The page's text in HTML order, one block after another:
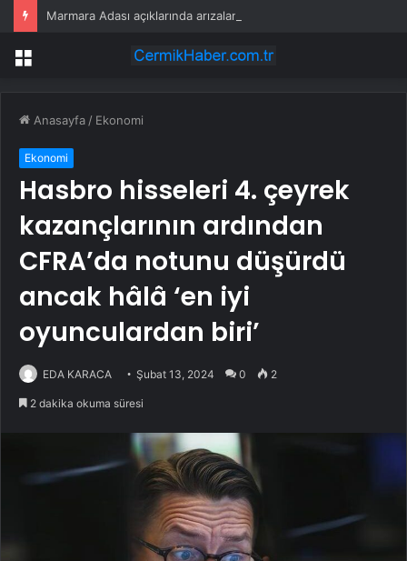
Marmara Adası açıklarında arızalanan tekne kurtarıldı
Menü
Anasayfa / Ekonomi
Ekonomi
Hasbro hisseleri 4. çeyrek
kazançlarının ardından
CFRA’da notunu düşürdü
ancak hâlâ ‘en iyi
oyunculardan biri’
EDA KARACA Şubat 13, 2024 0 2
2 dakika okuma süresi